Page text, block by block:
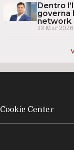
Dentro
governa
network
23 Mar 2026
Cookie Center